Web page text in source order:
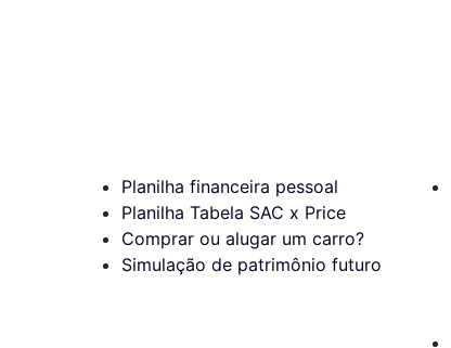
Planilha financeira pessoal
Planilha Tabela SAC x Price
Comprar ou alugar um carro?
Simulação de patrimônio futuro